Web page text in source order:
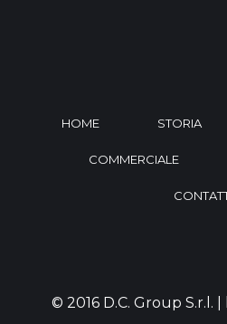
HOME STORIA
COMMERCIALE
© 2016 D.C. Group S.r.l. |